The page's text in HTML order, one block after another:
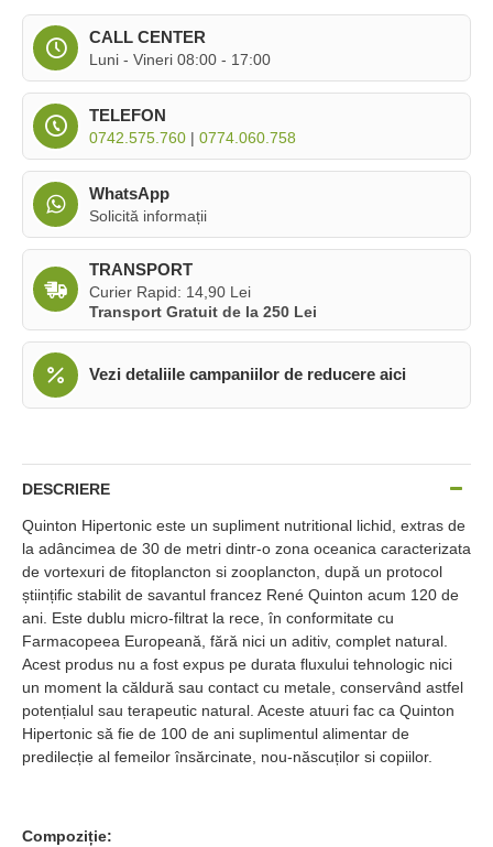
CALL CENTER
Luni - Vineri 08:00 - 17:00
TELEFON
0742.575.760 | 0774.060.758
WhatsApp
Solicită informații
TRANSPORT
Curier Rapid: 14,90 Lei
Transport Gratuit de la 250 Lei
Vezi detaliile campaniilor de reducere aici
DESCRIERE
Quinton Hipertonic este un supliment nutritional lichid, extras de
la adâncimea de 30 de metri dintr-o zona oceanica caracterizata
de vortexuri de fitoplancton si zooplancton, după un protocol
științific stabilit de savantul francez René Quinton acum 120 de
ani. Este dublu micro-filtrat la rece, în conformitate cu
Farmacopeea Europeană, fără nici un aditiv, complet natural.
Acest produs nu a fost expus pe durata fluxului tehnologic nici
un moment la căldură sau contact cu metale, conservând astfel
potențialul sau terapeutic natural. Aceste atuuri fac ca Quinton
Hipertonic să fie de 100 de ani suplimentul alimentar de
predilecție al femeilor însărcinate, nou-născuților si copiilor.
Compoziție: